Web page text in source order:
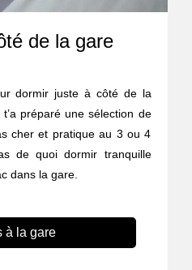
de la gare
dormir juste à côté de la
préparé une sélection de
cher et pratique au 3 ou 4
de quoi dormir tranquille
dans la gare.
à la gare